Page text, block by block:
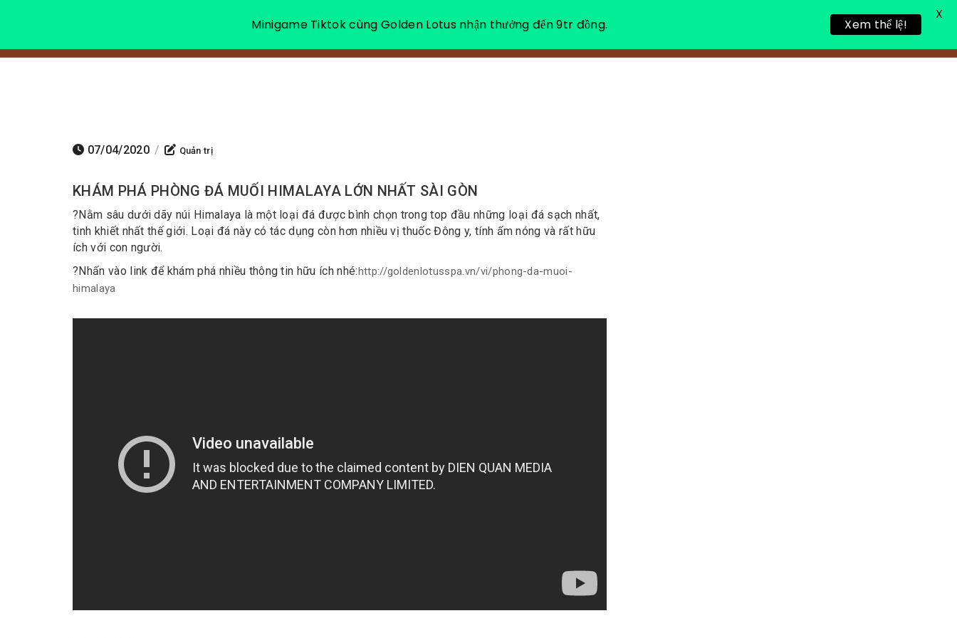
VỀ CHÚNG TÔI NGHỈ DƯỠNG THƯ GIÃN LIÊN HỆ
07/04/2020 / Quản trị
KHÁM PHÁ PHÒNG ĐÁ MUỐI HIMALAYA LỚN NHẤT SÀI GÒN
?Nằm sâu dưới dãy núi Himalaya là một loại đá được bình chọn trong top đầu những loại đá sạch nhất,
tinh khiết nhất thế giới. Loại đá này có tác dụng còn hơn nhiều vị thuốc Đông y, tính ấm nóng và rất hữu
ích với con người.
?Nhấn vào link để khám phá nhiều thông tin hữu ích nhé:http://goldenlotusspa.vn/vi/phong-da-muoi-
himalaya
Minigame Tiktok cùng Golden Lotus nhận thưởng đến 9tr đồng. Xem thể lệ!
X